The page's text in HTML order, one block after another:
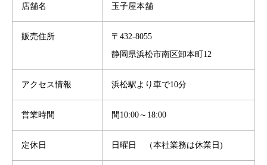
店舗名 玉子屋本舗
販売住所
〒432-8055
静岡県浜松市南区卸本町12
アクセス情報 浜松駅より車で10分
営業時間 間10:00～18:00
定休日 日曜日 （本社業務は休業日)